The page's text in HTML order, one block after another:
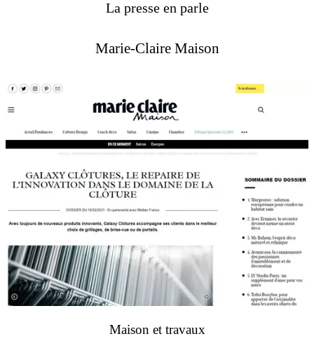
La presse en parle
Marie-Claire Maison
Maison et travaux